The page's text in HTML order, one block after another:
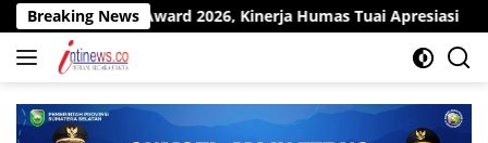
Langsung
ke
konten
Breaking News
2026, Kinerja Humas Tuai Apresiasi Pit Stop